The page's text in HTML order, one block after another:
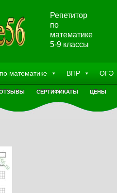
Репетитор
по
математике
5-9 классы
математике ВПР ОГЭ
СЕРТИФИКАТЫ ЦЕНЫ